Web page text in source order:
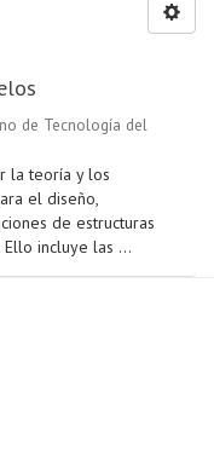
de Tecnología del
la teoría y los
el diseño,
de estructuras
incluye las ...